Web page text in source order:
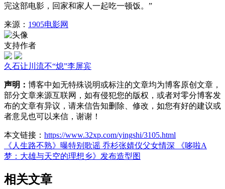
完这部电影，回家和家人一起吃一顿饭。”
来源： 1905电影网
支持作者
久石让 川流不“熄”李屏宾
声明： 博客中如无特殊说明或标注的文章均为博客原创文章，
部分文章来源互联网，如有侵犯您的版权，或者对零分博客发
布的文章有异议，请来信告知删除、修改，如您有好的建议或
者意见也可以来信，谢谢！
本文链接： https://www.32xp.com/yingshi/3105.html
《人生路不熟》曝特别歌谣 乔杉张婧仪父女情深
《哆啦A
梦：大雄与天空的理想乡》发布造型图
相关文章